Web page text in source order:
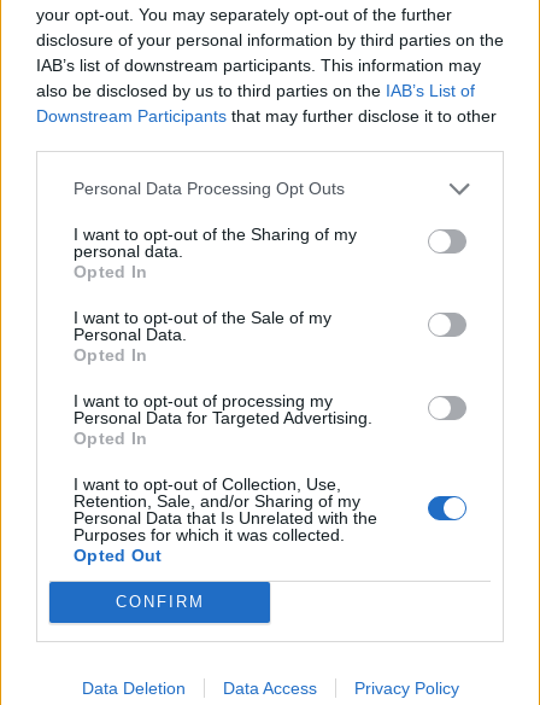
your opt-out. You may separately opt-out of the further
disclosure of your personal information by third parties on the
IAB’s list of downstream participants. This information may
also be disclosed by us to third parties on the IAB’s List of
Downstream Participants that may further disclose it to other
Personal Data Processing Opt Outs
I want to opt-out of the Sharing of my
personal data.
Opted In
I want to opt-out of the Sale of my
Personal Data.
Opted In
I want to opt-out of processing my
Personal Data for Targeted Advertising.
Opted In
I want to opt-out of Collection, Use,
Retention, Sale, and/or Sharing of my
Personal Data that Is Unrelated with the
Purposes for which it was collected.
Opted Out
CONFIRM
Data Deletion Data Access Privacy Policy
Pripravte vašu pokožku
na sychravé dni
Starostlivosť o pleť v
lete
HODNOTENIE OBCHODU
krát cez váš obchod. Tovar
bol doručený včas a v
Renata H.
11.9.2023 06:31
Oľga M.
Získajte viac informácií o Dermocentrum.sk